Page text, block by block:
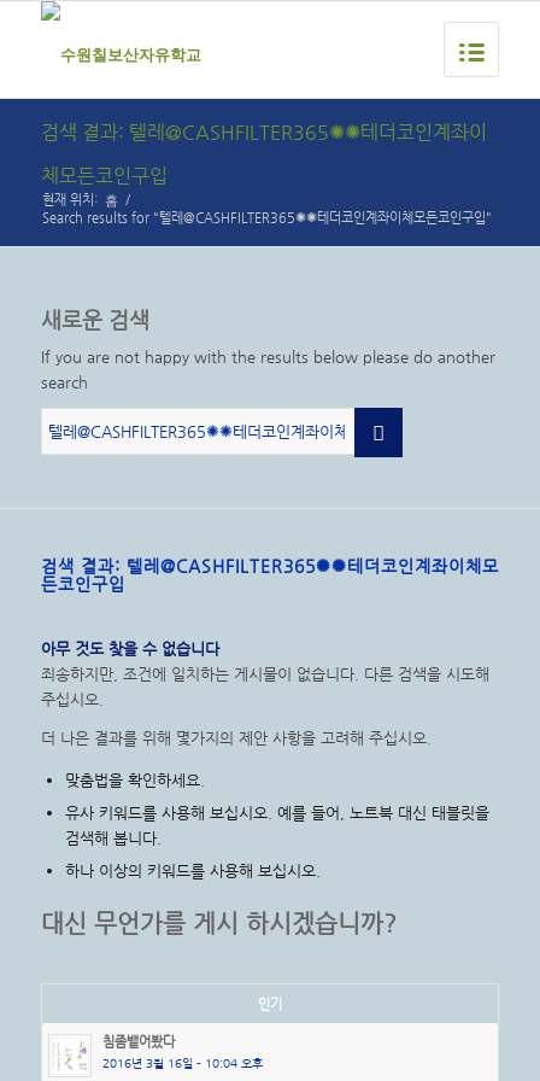
검색 결과: 텔레@CASHFILTER365✺✺테더코인계좌이
체모든코인구입
현재 위치: 홈 /
Search results for "텔레@CASHFILTER365✺✺테더코인계좌이체모든코인구입"
새로운 검색
If you are not happy with the results below please do another
search
검색 결과: 텔레@CASHFILTER365✺✺테더코인계좌이체모
든코인구입
아무 것도 찾을 수 없습니다
죄송하지만, 조건에 일치하는 게시물이 없습니다. 다른 검색을 시도해
주십시오.
더 나은 결과를 위해 몇가지의 제안 사항을 고려해 주십시오.
맞춤법을 확인하세요.
유사 키워드를 사용해 보십시오. 예를 들어, 노트북 대신 태블릿을
검색해 봅니다.
하나 이상의 키워드를 사용해 보십시오.
대신 무언가를 게시 하시겠습니까?
인기
침좀뱉어봤다
2016년 3월 16일 - 10:04 오후